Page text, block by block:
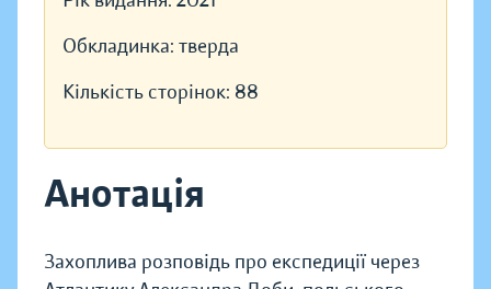
Обкладинка: тверда
Кількість сторінок: 88
Анотація
Захоплива розповідь про експедиції через